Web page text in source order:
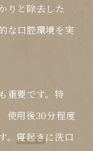
りと除去した
な口腔環境を実
重要です。特
使用後30分程度
。寝起きに洗口